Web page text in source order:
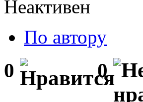
Неактивен
По автору
0 0